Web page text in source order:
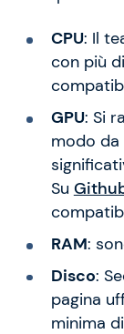
CPU: Il
con più
GPU: Si
modo
Su
RAM:
Disco:
pagina
minima